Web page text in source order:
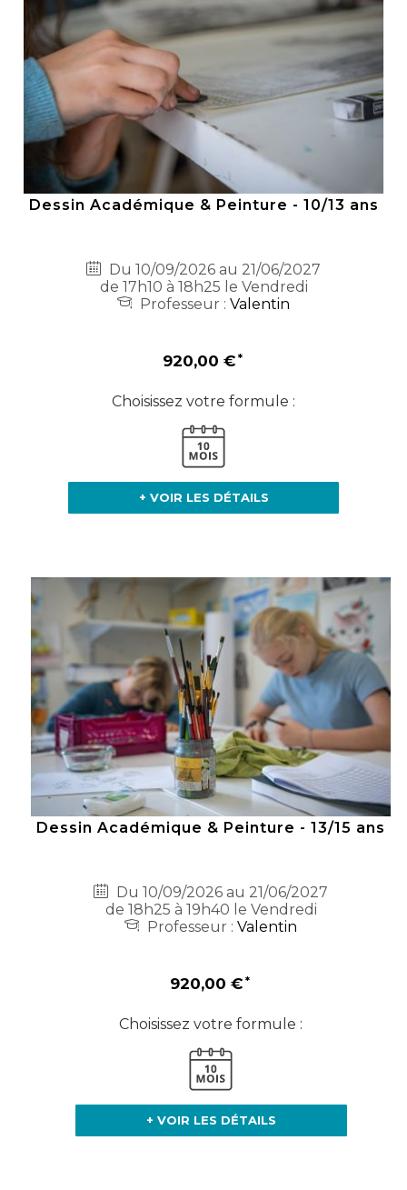
Dessin Académique & Peinture - 10/13 ans
Du 10/09/2026 au 21/06/2027
de 17h10 à 18h25 le Vendredi
Professeur : Valentin
920,00 €
Choisissez votre formule :
+ VOIR LES DÉTAILS
Dessin Académique & Peinture - 13/15 ans
Du 10/09/2026 au 21/06/2027
de 18h25 à 19h40 le Vendredi
Professeur :Valentin
920,00 €
Choisissez votre formule :
+ VOIR LES DÉTAILS